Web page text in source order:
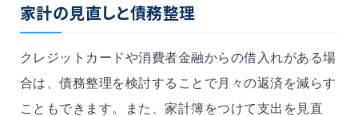
家計の見直しと債務整理
クレジットカードや消費者金融からの借入れがある場
合は、債務整理を検討することで月々の返済を減らす
こともできます。また、家計簿をつけて支出を見直